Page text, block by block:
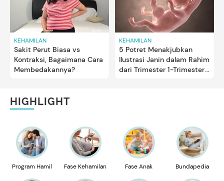
KEHAMILAN
Sakit Perut Biasa vs
Kontraksi, Bagaimana Cara
Membedakannya?
KEHAMILAN
5 Potret Menakjubkan
Ilustrasi Janin dalam Rahim
dari Trimester 1-Trimester
HIGHLIGHT
Program Hamil Fase Kehamilan Fase Anak Bundapedia